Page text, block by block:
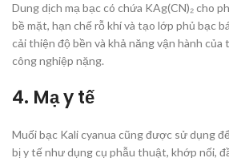
Dung dịch mạ bạc có chứa KAg(CN)₂ cho
bề mặt, hạn chế rỗ khí và tạo lớp phủ bạc
cải thiện độ bền và khả năng vận hành
công nghiệp nặng.
4. Mạ y tế
Muối bạc Kali cyanua cũng được sử dụng
bị y tế như dụng cụ phẫu thuật, khớp nối,